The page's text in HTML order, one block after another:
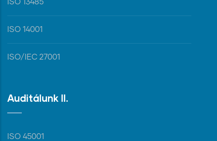
ISO 13485
ISO 14001
ISO/IEC 27001
Auditálunk II.
ISO 45001